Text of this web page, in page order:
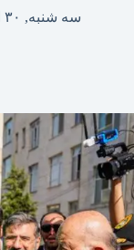
سه شنبه, ۳۰ اردیبهشت ۱۴۰۴ – ۲۲:۲۸